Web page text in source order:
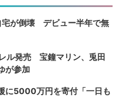
が倒壊 デビュー半年で無
ル発売 宝鐘マリン、兎田
が参加
に5000万円を寄付「一日も